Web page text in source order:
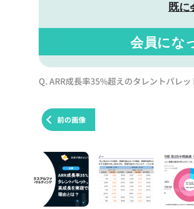
既に
会員にな
Q. ARR成長率35%超えのタレントパレ
前の画像